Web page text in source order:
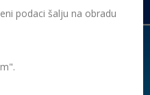
član
podaci šalju na obradu